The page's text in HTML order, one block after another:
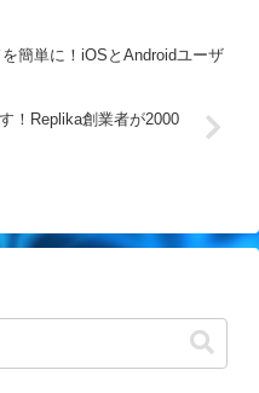
簡単に！iOSとAndroidユーザ
！Replika創業者が2000